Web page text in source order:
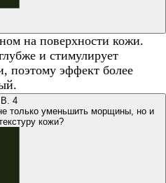
на поверхности кожи.
и стимулирует
поэтому эффект более
В. 4
только уменьшить морщины, но и
кожи?